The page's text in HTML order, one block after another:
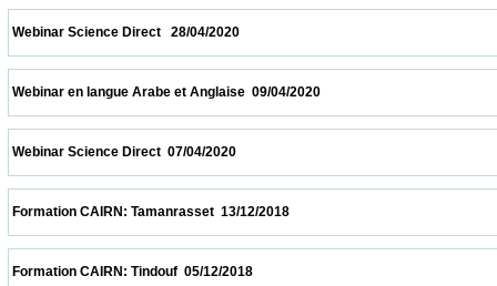
Webinar Science Direct   28/04/2020
Webinar en langue Arabe et Anglaise  09/04/2020
Webinar Science Direct  07/04/2020
Formation CAIRN: Tamanrasset  13/12/2018
Formation CAIRN: Tindouf  05/12/2018